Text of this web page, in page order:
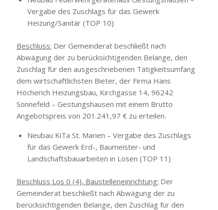
Vergabe des Zuschlags für das Gewerk
Heizung/Sanitär (TOP 10)
Beschluss: Der Gemeinderat beschließt nach
Abwägung der zu berücksichtigenden Belange, den
Zuschlag für den ausgeschriebenen Tätigkeitsumfang
dem wirtschaftlichsten Bieter, der Firma Hans
Höcherich Heizungsbau, Kirchgasse 14, 96242
Sonnefeld – Gestungshausen mit einem Brutto
Angebotspreis von 201.241,97 € zu erteilen.
Neubau KiTa St. Marien – Vergabe des Zuschlags
für das Gewerk Erd-, Baumeister- und
Landschaftsbauarbeiten in Losen (TOP 11)
Beschluss Los 0 (4), Baustelleneinrichtung: Der
Gemeinderat beschließt nach Abwägung der zu
berücksichtigenden Belange, den Zuschlag für den